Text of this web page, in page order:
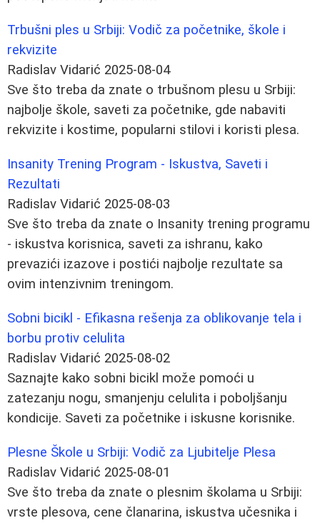
Trbušni ples u Srbiji: Vodič za početnike, škole i
rekvizite
Radislav Vidarić 2025-08-04
Sve što treba da znate o trbušnom plesu u Srbiji:
najbolje škole, saveti za početnike, gde nabaviti
rekvizite i kostime, popularni stilovi i koristi plesa.
Insanity Trening Program - Iskustva, Saveti i
Rezultati
Radislav Vidarić 2025-08-03
Sve što treba da znate o Insanity trening programu
- iskustva korisnica, saveti za ishranu, kako
prevazići izazove i postići najbolje rezultate sa
ovim intenzivnim treningom.
Sobni bicikl - Efikasna rešenja za oblikovanje tela i
borbu protiv celulita
Radislav Vidarić 2025-08-02
Saznajte kako sobni bicikl može pomoći u
zatezanju nogu, smanjenju celulita i poboljšanju
kondicije. Saveti za početnike i iskusne korisnike.
Plesne Škole u Srbiji: Vodič za Ljubitelje Plesa
Radislav Vidarić 2025-08-01
Sve što treba da znate o plesnim školama u Srbiji:
vrste plesova, cene članarina, iskustva učesnika i